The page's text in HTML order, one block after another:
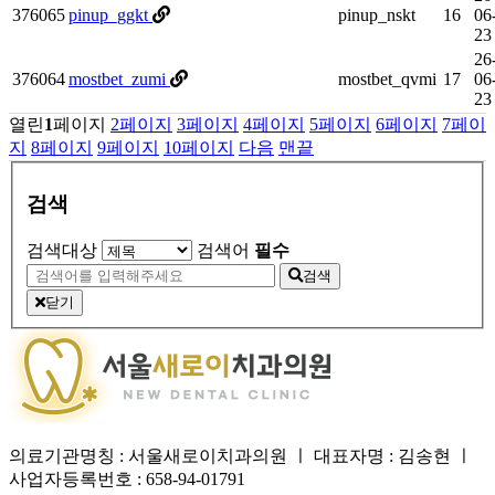
376065pinup_ggkt pinup_nskt 16
23
376064mostbet_zumi mostbet_qvmi 17
23
열린1페이지 2페이지 3페이지 4페이지 5페이지 6페이지 7페이
지 8페이지 9페이지 10페이지 다음 맨끝
검색
검색대상 검색어 필수
검색
닫기
의료기관명칭 : 서울새로이치과의원 ㅣ 대표자명 : 김송현 ㅣ
사업자등록번호 : 658-94-01791